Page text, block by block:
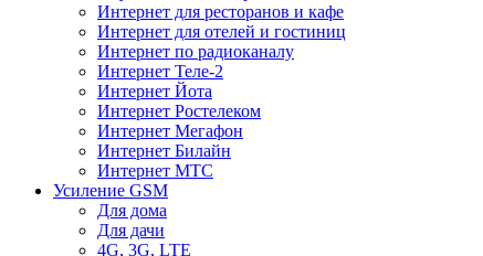
Интернет для ресторанов и кафе
Интернет для отелей и гостиниц
Интернет по радиоканалу
Интернет Теле-2
Интернет Йота
Интернет Ростелеком
Интернет Мегафон
Интернет Билайн
Интернет МТС
Усиление GSM
Для дома
Для дачи
4G, 3G, LTE